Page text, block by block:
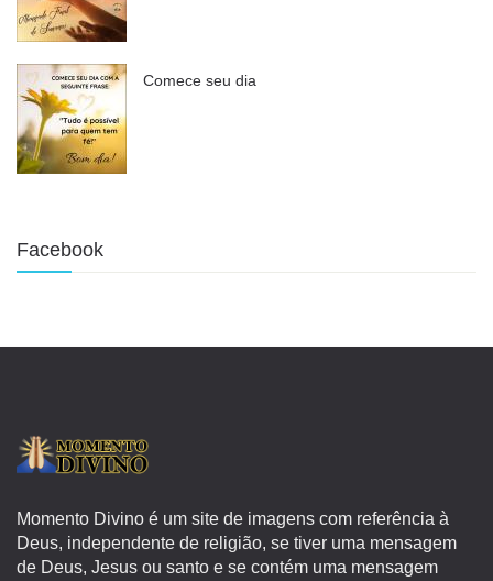
Comece seu dia
Facebook
Momento Divino é um site de imagens com referência à
Deus, independente de religião, se tiver uma mensagem
de Deus, Jesus ou santo e se contém uma mensagem